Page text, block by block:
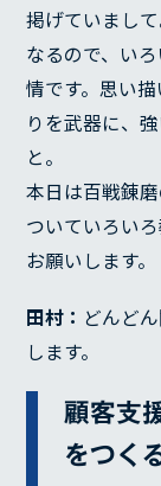
掲げていまし
なるので、い
情です。思い
りを武器に、
と。
本日は百戦錬
ついていろい
お願いします。
田村： どんど
します。
顧客支
をつく